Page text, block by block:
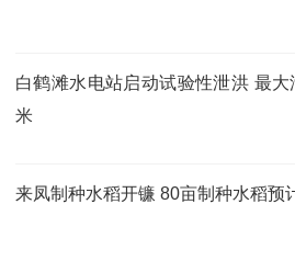
白鹤滩水电站启动试验性泄洪 最
米
来凤制种水稻开镰 80亩制种水稻预